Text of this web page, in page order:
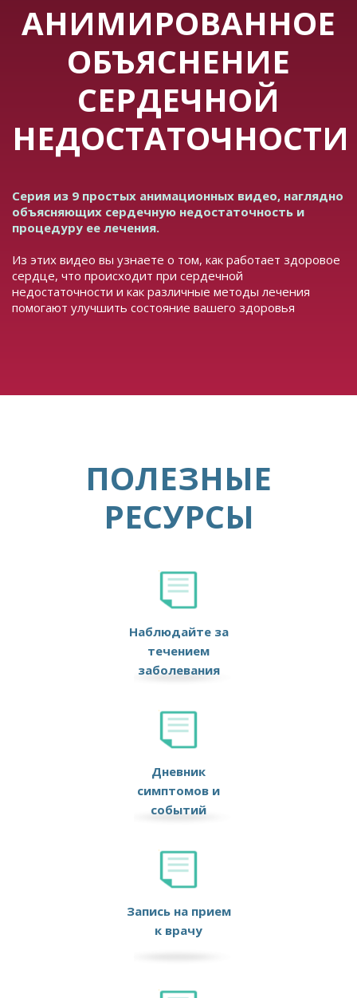
АНИМИРОВАННОЕ
ОБЪЯСНЕНИЕ
СЕРДЕЧНОЙ
НЕДОСТАТОЧНОСТИ
Серия из 9 простых анимационных видео, наглядно
объясняющих сердечную недостаточность и
процедуру ее лечения.
Из этих видео вы узнаете о том, как работает здоровое
сердце, что происходит при сердечной
недостаточности и как различные методы лечения
помогают улучшить состояние вашего здоровья
ПОЛЕЗНЫЕ
РЕСУРСЫ
Наблюдайте за
течением
заболевания
Дневник
симптомов и
событий
Запись на прием
к врачу